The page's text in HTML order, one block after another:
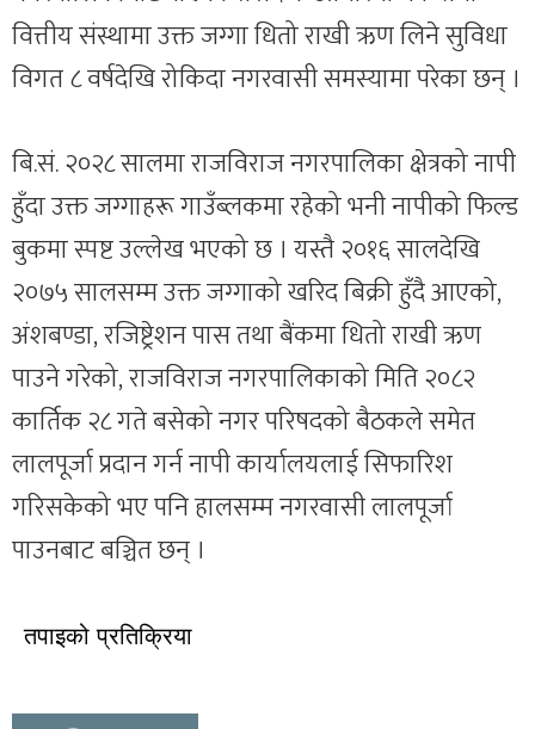
वित्तीय संस्थामा उक्त जग्गा धितो राखी ऋण लिने सुविधा
विगत ८ वर्षदेखि रोकिदा नगरवासी समस्यामा परेका छन् ।
बि.सं. २०२८ सालमा राजविराज नगरपालिका क्षेत्रको नापी
हुँदा उक्त जग्गाहरू गाउँब्लकमा रहेको भनी नापीको फिल्ड
बुकमा स्पष्ट उल्लेख भएको छ । यस्तै २०१६ सालदेखि
२०७५ सालसम्म उक्त जग्गाको खरिद बिक्री हुँदै आएको,
अंशबण्डा, रजिष्ट्रेशन पास तथा बैंकमा धितो राखी ऋण
पाउने गरेको, राजविराज नगरपालिकाको मिति २०८२
कार्तिक २८ गते बसेको नगर परिषदको बैठकले समेत
लालपूर्जा प्रदान गर्न नापी कार्यालयलाई सिफारिश
गरिसकेको भए पनि हालसम्म नगरवासी लालपूर्जा
पाउनबाट बञ्चित छन् ।
तपाइको प्रतिक्रिया